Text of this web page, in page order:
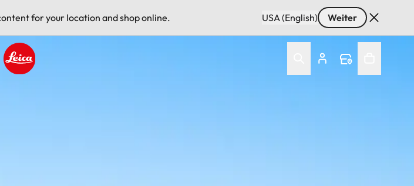
for your location and shop online. USA (English) Weiter